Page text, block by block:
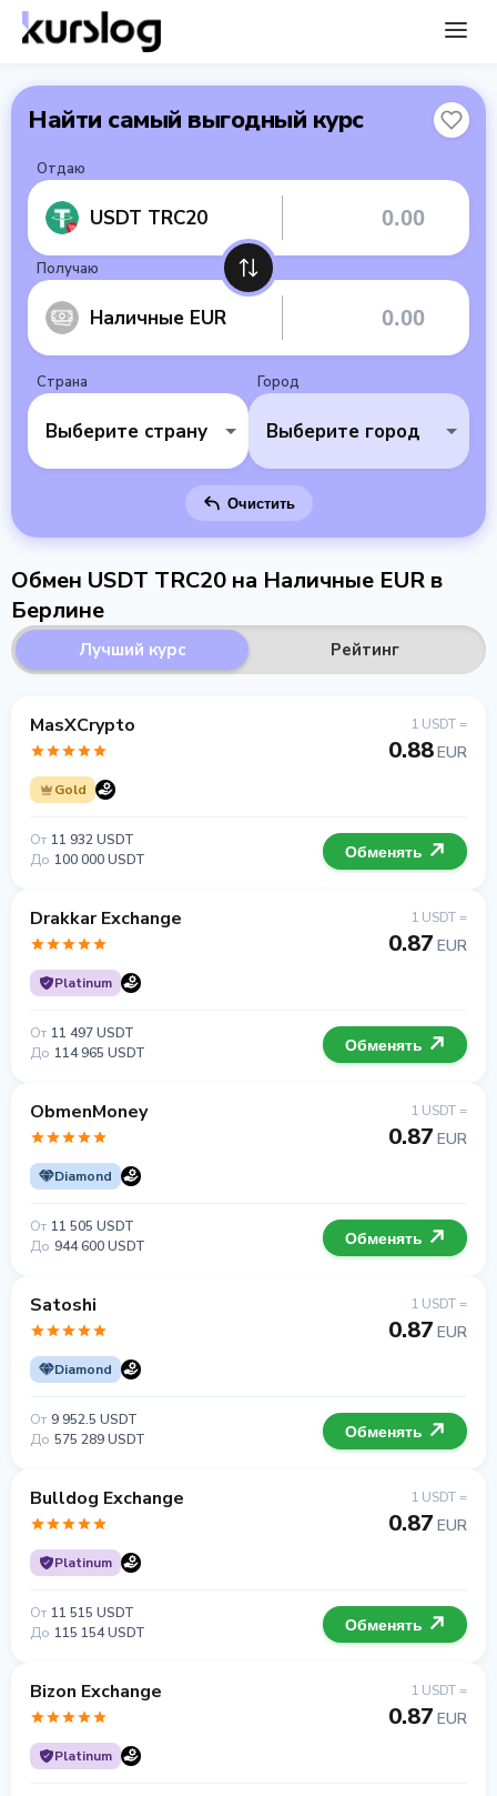
Найти самый выгодный курс
Отдаю
USDT TRC20
Получаю
Наличные EUR
Страна
Выберите страну
Город
Выберите город
Очистить
Обмен USDT TRC20 на Наличные EUR в
Берлине
Лучший курс Рейтинг
MasXCrypto
Gold
1 USDT =
0.88EUR
От 11 932 USDT
До 100 000 USDT Обменять
Drakkar Exchange
Platinum
1 USDT =
0.87 EUR
От 11 497 USDT
До 114 965 USDT Обменять
ObmenMoney
Diamond
1 USDT =
0.87 EUR
От 11 505 USDT
До 944 600 USDT Обменять
Satoshi
Diamond
1 USDT =
0.87 EUR
От 9 952.5 USDT
До 575 289 USDT Обменять
Bulldog Exchange
Platinum
1 USDT =
0.87 EUR
От 11 515 USDT
До 115 154 USDT Обменять
Bizon Exchange
Platinum
1 USDT =
0.87 EUR